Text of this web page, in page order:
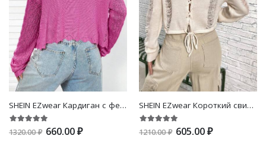
SHEIN EZwear Кардиган с фестончатой отделкой со спущенным плечом
1320.00 ₽ 660.00 ₽
SHEIN EZwear Короткий свитер однотонный рваный
1210.00 ₽ 605.00 ₽